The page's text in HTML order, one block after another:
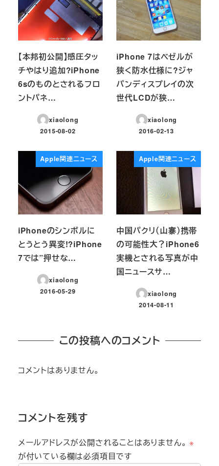
【本邦初公開】感圧タッ
チやはり追加?iPhone
6sのものとされるフロ
ントパネ…
xiaolong
投稿日
2015-08-02
iPhone 7はベゼルが
狭く防水仕様に?ジャ
パンディスプレイの次
世代LCDが狭…
xiaolong
投稿日
2016-02-13
Apple関連ニュース
iPhoneのシンボルに
とうとう異変!?iPhone
7では”押せな…
xiaolong
投稿日
2016-05-29
Apple関連ニュース
中国パクリ（山寨）携帯
の可能性大？iPhone6
実機とされる写真が中
国ニュースサ…
xiaolong
投稿日
2014-08-11
この投稿へのコメント
コメントはありません。
コメントを残す
メールアドレスが公開されることはありません。 ※
が付いている欄は必須項目です